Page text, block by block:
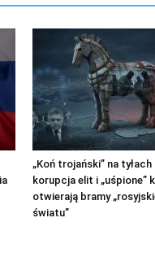
„Koń trojański” na tyłach
korupcja elit i „uśpione”
otwierają bramy
światu”